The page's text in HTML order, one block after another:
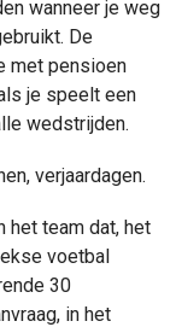
wanneer je weg
De
met pensioen
je speelt een
wedstrijden.
verjaardagen.
het team dat, het
voetbal
30
in het